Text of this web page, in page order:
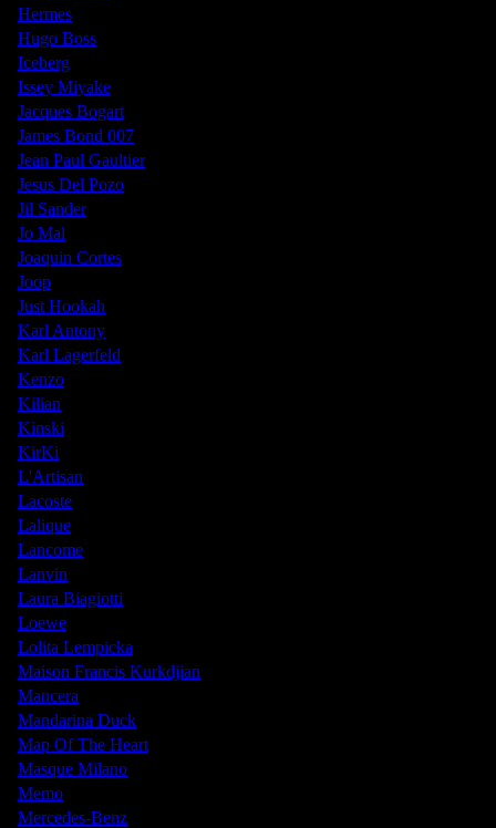
Hermes
Hugo Boss
Iceberg
Issey Miyake
Jacques Bogart
James Bond 007
Jean Paul Gaultier
Jesus Del Pozo
Jil Sander
Jo Mal
Joaquin Cortes
Joop
Just Hookah
Karl Antony
Karl Lagerfeld
Kenzo
Kilian
Kinski
KirKi
L'Artisan
Lacoste
Lalique
Lancome
Lanvin
Laura Biagiotti
Loewe
Lolita Lempicka
Maison Francis Kurkdjian
Mancera
Mandarina Duck
Map Of The Heart
Masque Milano
Memo
Mercedes-Benz